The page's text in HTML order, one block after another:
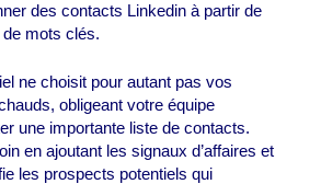
des contacts Linkedin à partir de
mots clés.
ne choisit pour autant pas vos
obligeant votre équipe
une importante liste de contacts.
en ajoutant les signaux d’affaires et
les prospects potentiels qui